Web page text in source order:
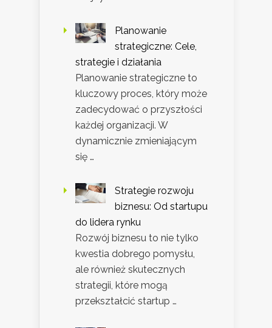
Planowanie
strategiczne: Cele,
strategie i działania
Planowanie strategiczne to
kluczowy proces, który może
zadecydować o przyszłości
każdej organizacji. W
dynamicznie zmieniającym
się …
Strategie rozwoju
biznesu: Od startupu
do lidera rynku
Rozwój biznesu to nie tylko
kwestia dobrego pomysłu,
ale również skutecznych
strategii, które mogą
przekształcić startup …